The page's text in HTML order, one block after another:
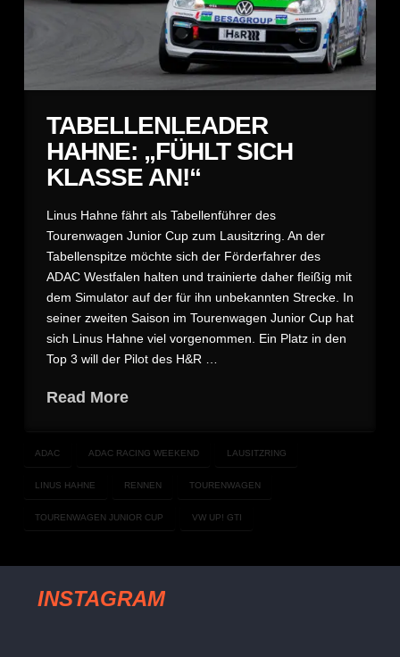
TABELLENLEADER
HAHNE: „FÜHLT SICH
KLASSE AN!“
Linus Hahne fährt als Tabellenführer des
Tourenwagen Junior Cup zum Lausitzring. An der
Tabellenspitze möchte sich der Förderfahrer des
ADAC Westfalen halten und trainierte daher fleißig mit
dem Simulator auf der für ihn unbekannten Strecke. In
seiner zweiten Saison im Tourenwagen Junior Cup hat
sich Linus Hahne viel vorgenommen. Ein Platz in den
Top 3 will der Pilot des H&R …
Read More
ADAC ADAC RACING WEEKEND LAUSITZRING
LINUS HAHNE RENNEN TOURENWAGEN
TOURENWAGEN JUNIOR CUP VW UP! GTI
INSTAGRAM